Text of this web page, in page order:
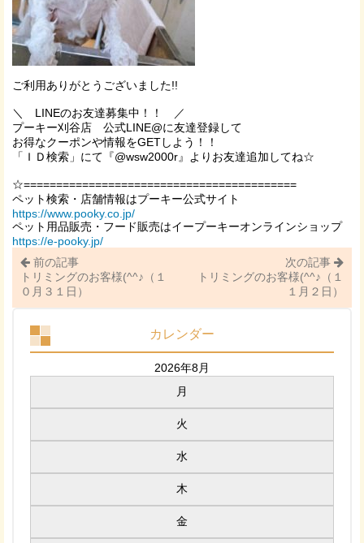
ご利用ありがとうございました!!
＼ LINEのお友達募集中！！ ／
プーキー刈谷店 公式LINE@に友達登録して
お得なクーポンや情報をGETしよう！！
「ＩＤ検索」にて『@wsw2000r』よりお友達追加してね☆
☆==========================================
ペット検索・店舗情報はプーキー公式サイト
https://www.pooky.co.jp/
ペット用品販売・フード販売はイープーキーオンラインショップ
https://e-pooky.jp/
前の記事
トリミングのお客様(^^♪（１
０月３１日）
次の記事
トリミングのお客様(^^♪（１
１月２日）
カレンダー
2026年8月
月
火
水
木
金